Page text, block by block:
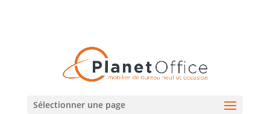
Sélectionner une page